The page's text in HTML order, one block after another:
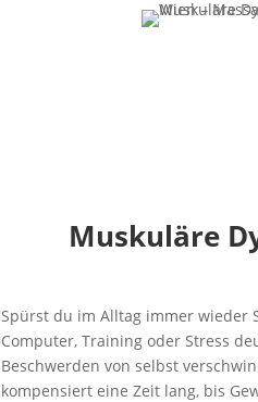
Muskuläre
Spürst du im Alltag immer wieder
Computer, Training oder Stress
Beschwerden von selbst
kompensiert eine Zeit lang, bis